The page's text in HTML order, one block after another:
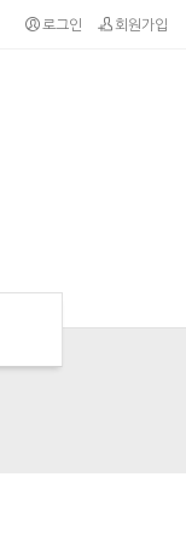
로그인 회원가입